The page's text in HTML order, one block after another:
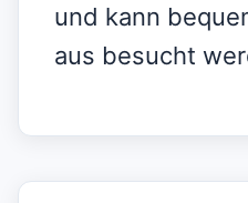
und kann
aus besucht